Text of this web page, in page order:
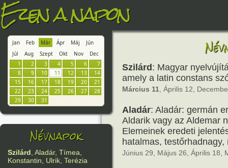
Ezen a napon
Jan Feb Már Ápr Máj
Jún
Júl
Aug Szept Okt Nov
Dec
1
2 3 4 5 6
7
8
9 10 11 12 13
14
15
16 17 18 19 20
21
22
23 24 25 26 27
28
29
30 31
Névnapok
Szilárd, Aladár, Tímea,
Konstantin, Ulrik, Terézia
Szilárd : Magyar
amely a latin constans
Március 11 , Április 12,
Aladár: Aladár: germán
Aldarik vagy az Aldemar
Elemeinek eredeti
hatalmas,
Június 29, Május 26, Április 18,